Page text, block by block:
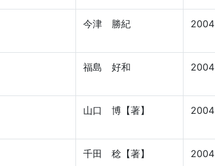
今津 勝紀 2004
福島 好和 2004
山口 博【著】 2004
千田 稔【著】 2004